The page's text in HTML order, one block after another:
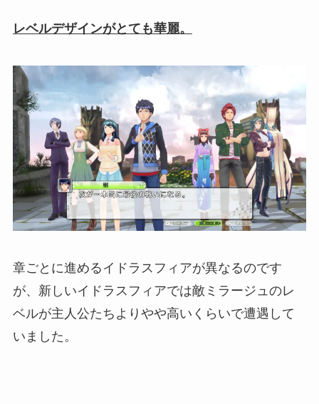
レベルデザインがとても華麗。
章ごとに進めるイドラスフィアが異なるのです
が、新しいイドラスフィアでは敵ミラージュのレ
ベルが主人公たちよりやや高いくらいで遭遇して
いました。